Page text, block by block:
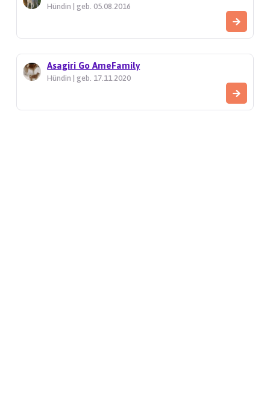
Hündin | geb. 05.08.2016
Asagiri Go AmeFamily
Hündin | geb. 17.11.2020